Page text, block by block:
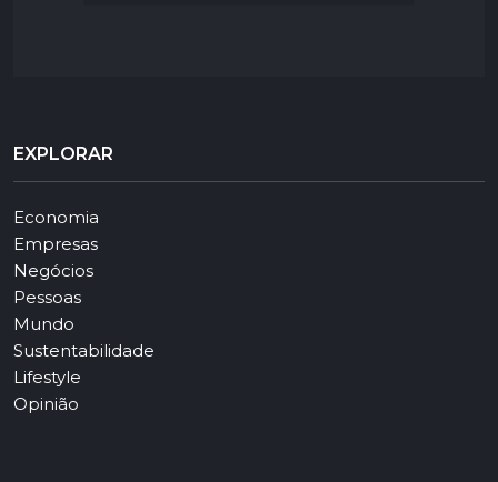
EXPLORAR
Economia
Empresas
Negócios
Pessoas
Mundo
Sustentabilidade
Lifestyle
Opinião